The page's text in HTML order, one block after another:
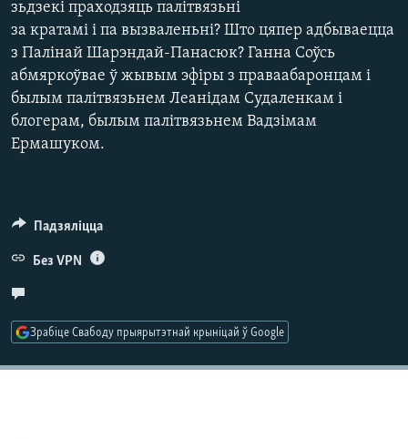
КУЛЬТУРА
КАЛЯНДАР
МОВА
НА ХВАЛЯХ СВАБОДЫ
зьдзекі праходзяць палітвязьні
за кратамі і па вызваленьні? Што цяпер адбываецца
з Палінай Шарэндай-Панасюк? Ганна Соўсь
абмяркоўвае ў жывым эфіры з праваабаронцам і
былым палітвязьнем Леанідам Судаленкам і
блогерам, былым палітвязьнем Вадзімам
Ермашуком.
Падзяліцца
Без VPN
Зрабіце Свабоду прыярытэтнай крыніцай ў Google